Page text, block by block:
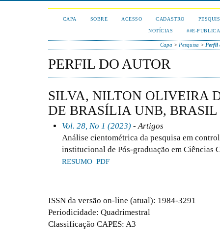
CAPA SOBRE ACESSO CADASTRO
NOTÍCIAS ##E-
Capa > Pesquisa > Perfil
PERFIL DO AUTOR
SILVA, NILTON OLIVEIRA
DE BRASÍLIA UNB, BRASIL
Vol. 28, No 1 (2023) - Artigos
Análise cientométrica da pesquisa em
institucional de Pós-graduação em Ciências
RESUMO PDF
ISSN da versão on-line (atual): 1984-3291
Periodicidade: Quadrimestral
Classificação CAPES: A3